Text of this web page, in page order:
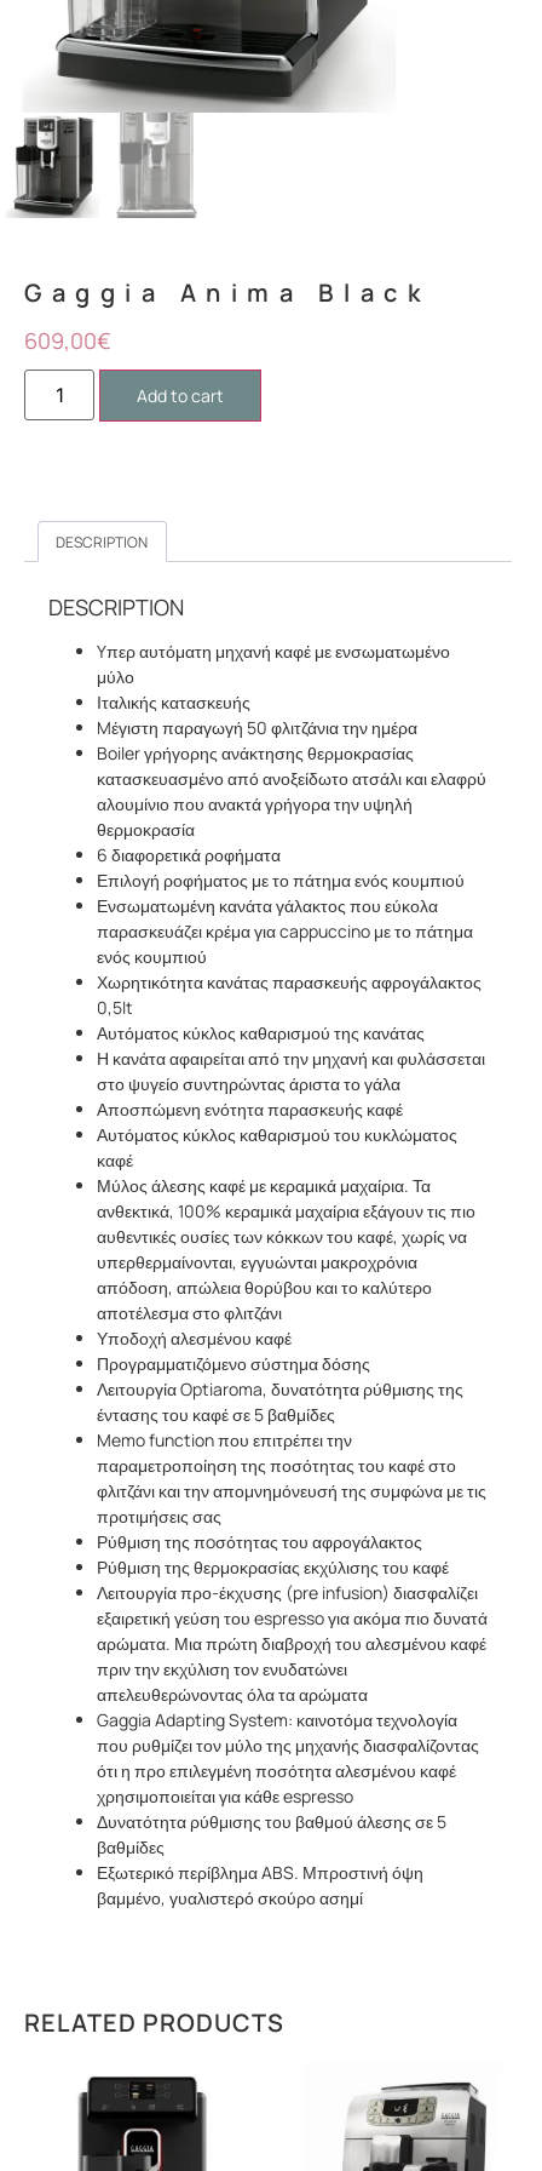
Mark links
Gaggia Anima Black
609,00€
Add to cart
DESCRIPTION
DESCRIPTION
Yπερ αυτόματη μηχανή καφέ με ενσωματωμένο
μύλο
Ιταλικής κατασκευής
Mέγιστη παραγωγή 50 φλιτζάνια την ημέρα
Boiler γρήγορης ανάκτησης θερμοκρασίας
κατασκευασμένο από ανοξείδωτο ατσάλι και ελαφρύ
αλουμίνιο που ανακτά γρήγορα την υψηλή
θερμοκρασία
6 διαφορετικά ροφήματα
Επιλογή ροφήματος με το πάτημα ενός κουμπιού
Ενσωματωμένη κανάτα γάλακτος που εύκολα
παρασκευάζει κρέμα για cappuccino με το πάτημα
ενός κουμπιού
Χωρητικότητα κανάτας παρασκευής αφρογάλακτος
0,5lt
Αυτόματος κύκλος καθαρισμού της κανάτας
Η κανάτα αφαιρείται από την μηχανή και φυλάσσεται
στο ψυγείο συντηρώντας άριστα το γάλα
Αποσπώμενη ενότητα παρασκευής καφέ
Αυτόματος κύκλος καθαρισμού του κυκλώματος
καφέ
Μύλος άλεσης καφέ με κεραμικά μαχαίρια. Τα
ανθεκτικά, 100% κεραμικά μαχαίρια εξάγουν τις πιο
αυθεντικές ουσίες των κόκκων του καφέ, χωρίς να
υπερθερμαίνονται, εγγυώνται μακροχρόνια
απόδοση, απώλεια θορύβου και το καλύτερο
αποτέλεσμα στο φλιτζάνι
Υποδοχή αλεσμένου καφέ
Προγραμματιζόμενο σύστημα δόσης
Λειτουργία Optiaroma, δυνατότητα ρύθμισης της
έντασης του καφέ σε 5 βαθμίδες
Memo function που επιτρέπει την
παραμετροποίηση της ποσότητας του καφέ στο
φλιτζάνι και την απομνημόνευσή της συμφώνα με τις
προτιμήσεις σας
Ρύθμιση της πoσότητας του αφρογάλακτος
Ρύθμιση της θερμοκρασίας εκχύλισης του καφέ
Λειτουργία προ-έκχυσης (pre infusion) διασφαλίζει
εξαιρετική γεύση του espresso για ακόμα πιο δυνατά
αρώματα. Μια πρώτη διαβροχή του αλεσμένου καφέ
πριν την εκχύλιση τον ενυδατώνει
απελευθερώνοντας όλα τα αρώματα
Gaggia Adapting System: καινοτόμα τεχνολογία
που ρυθμίζει τον μύλο της μηχανής διασφαλίζοντας
ότι η προ επιλεγμένη ποσότητα αλεσμένου καφέ
χρησιμοποιείται για κάθε espresso
Δυνατότητα ρύθμισης του βαθμού άλεσης σε 5
βαθμίδες
Εξωτερικό περίβλημα ABS. Μπροστινή όψη
βαμμένο, γυαλιστερό σκούρο ασημί
RELATED PRODUCTS